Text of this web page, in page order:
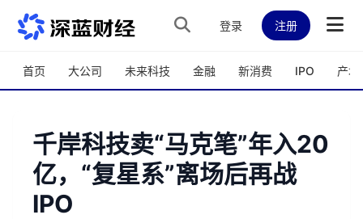
跳转到主内容
登录 注册
首页 大公司 未来科技 金融 新消费 IPO 产城
千岸科技卖“马克笔”年入20
亿，“复星系”离场后再战
IPO